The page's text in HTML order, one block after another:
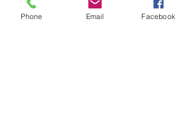
Phone Email Facebook